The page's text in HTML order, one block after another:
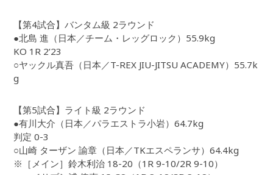
【第4試合】バンタム級 2ラウンド
●北島 進（日本／チーム・レッグロック）55.9kg
KO 1R 2’23
○ヤックル真吾（日本／T-REX JIU-JITSU ACADEMY）55.7k
g
【第5試合】ライト級 2ラウンド
●有川大介（日本／パラエストラ小岩）64.7kg
判定 0-3
○山崎 ターザン 諭章（日本／TKエスペランサ）64.4kg
※［メイン］鈴木利治 18-20（1R 9-10/2R 9-10）